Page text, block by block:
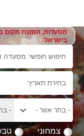
מסעדות, הזמנת מקום
בישראל
צמחוני